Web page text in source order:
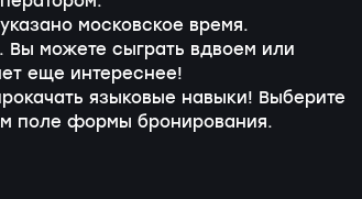
московское время.
Вы можете сыграть вдвоем или
еще интереснее!
языковые навыки! Выберите
поле формы бронирования.